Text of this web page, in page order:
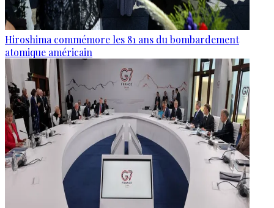
Hiroshima commémore les 81 ans du bombardement
atomique américain